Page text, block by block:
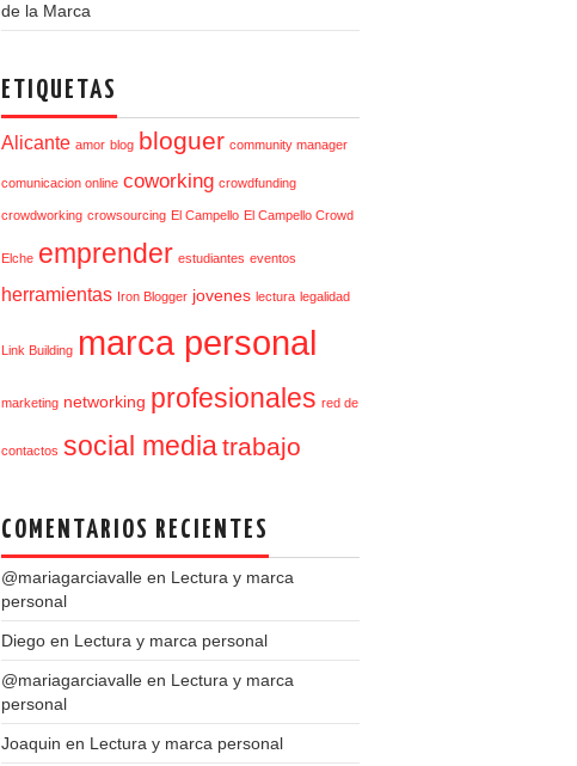
de la Marca
ETIQUETAS
Alicante amor blog bloguer community manager
comunicacion online coworking crowdfunding
crowdworking crowsourcing El Campello El Campello Crowd
Elche emprender estudiantes eventos
herramientas Iron Blogger jovenes lectura legalidad
Link Building marca personal
marketing networking profesionales red de
contactos social mediatrabajo
COMENTARIOS RECIENTES
@mariagarciavalle en Lectura y marca
personal
Diego en Lectura y marca personal
@mariagarciavalle en Lectura y marca
personal
Joaquin en Lectura y marca personal